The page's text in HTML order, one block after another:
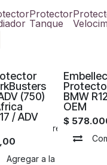
Protector
Tanque
Agregar a la
(750)
/ ADV
Agregar a la lista de
BMW
OEM
$